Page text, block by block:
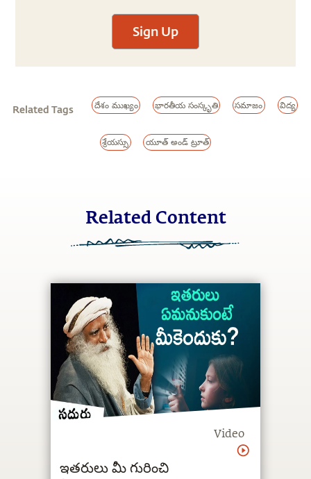
Sign Up
Related Tags దేశం ముఖ్యం భారతీయ సంస్కృతి సమాజం విద్య
శ్రేయస్సు యూత్ అండ్ ట్రూత్
Related Content
Video
ఇతరులు మీ గురించి